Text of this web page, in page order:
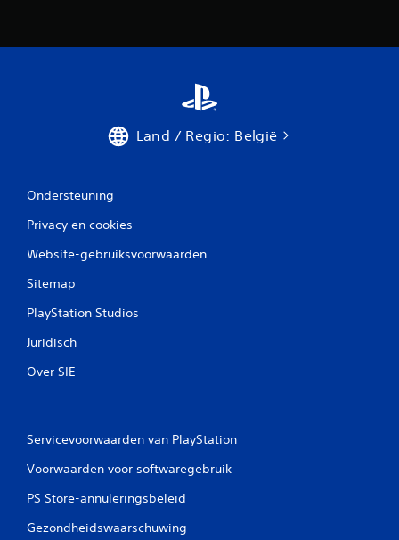
Land / Regio: België
Ondersteuning
Privacy en cookies
Website-gebruiksvoorwaarden
Sitemap
PlayStation Studios
Juridisch
Over SIE
Servicevoorwaarden van PlayStation
Voorwaarden voor softwaregebruik
PS Store-annuleringsbeleid
Gezondheidswaarschuwing